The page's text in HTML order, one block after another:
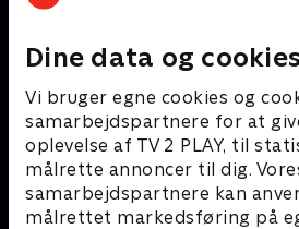
Dine data og cookies
Vi bruger egne cookies og
samarbejdspartnere for at
oplevelse af TV 2 PLAY, til
målrette annoncer til dig.
samarbejdspartnere kan
målrettet markedsføring på
Andre så også